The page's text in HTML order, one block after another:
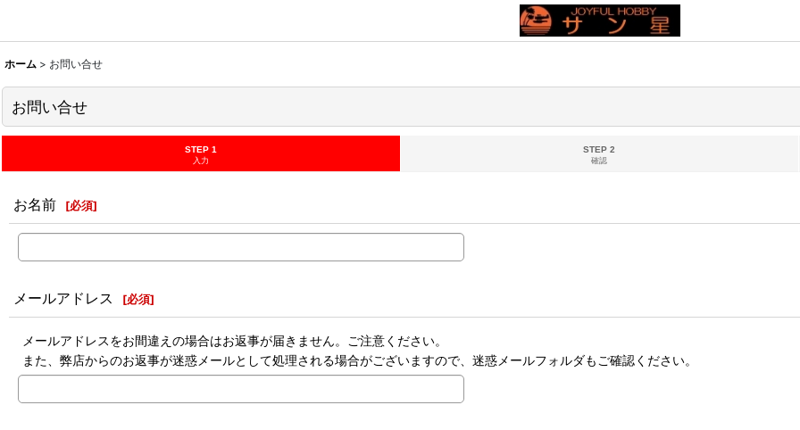
ホーム > お問い合せ
お問い合せ
STEP 1
入力
STEP 2
確認
お名前 [必須]
メールアドレス [必須]
メールアドレスをお間違えの場合はお返事が届きません。ご注意ください。
また、弊店からのお返事が迷惑メールとして処理される場合がございますので、迷惑メールフォルダもご確認ください。